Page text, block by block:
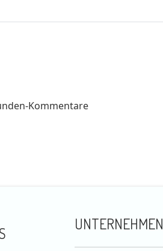
Kommentare
UNTERNEHMEN